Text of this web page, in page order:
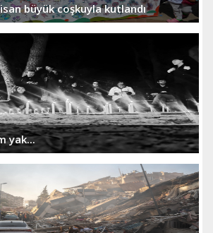
büyük coşkuyla kutlandı
yak...